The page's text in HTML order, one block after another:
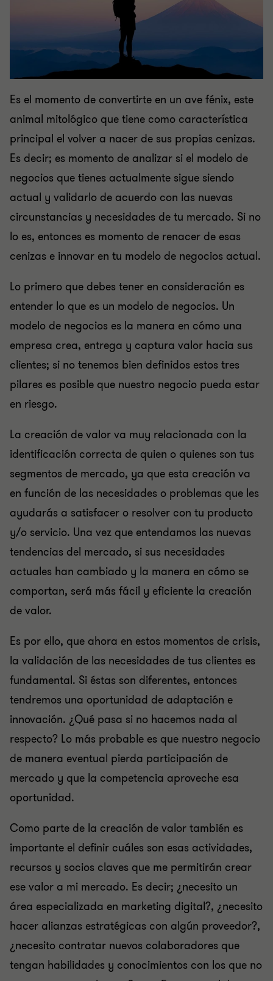
Es el momento de convertirte en un ave fénix, este
animal mitológico que tiene como característica
principal el volver a nacer de sus propias cenizas.
Es decir; es momento de analizar si el modelo de
negocios que tienes actualmente sigue siendo
actual y validarlo de acuerdo con las nuevas
circunstancias y necesidades de tu mercado. Si no
lo es, entonces es momento de renacer de esas
cenizas e innovar en tu modelo de negocios actual.
Lo primero que debes tener en consideración es
entender lo que es un modelo de negocios. Un
modelo de negocios es la manera en cómo una
empresa crea, entrega y captura valor hacia sus
clientes; si no tenemos bien definidos estos tres
pilares es posible que nuestro negocio pueda estar
en riesgo.
La creación de valor va muy relacionada con la
identificación correcta de quien o quienes son tus
segmentos de mercado, ya que esta creación va
en función de las necesidades o problemas que les
ayudarás a satisfacer o resolver con tu producto
y/o servicio. Una vez que entendamos las nuevas
tendencias del mercado, si sus necesidades
actuales han cambiado y la manera en cómo se
comportan, será más fácil y eficiente la creación
de valor.
Es por ello, que ahora en estos momentos de crisis,
la validación de las necesidades de tus clientes es
fundamental. Si éstas son diferentes, entonces
tendremos una oportunidad de adaptación e
innovación. ¿Qué pasa si no hacemos nada al
respecto? Lo más probable es que nuestro negocio
de manera eventual pierda participación de
mercado y que la competencia aproveche esa
oportunidad.
Como parte de la creación de valor también es
importante el definir cuáles son esas actividades,
recursos y socios claves que me permitirán crear
ese valor a mi mercado. Es decir; ¿necesito un
área especializada en marketing digital?, ¿necesito
hacer alianzas estratégicas con algún proveedor?,
¿necesito contratar nuevos colaboradores que
tengan habilidades y conocimientos con los que no